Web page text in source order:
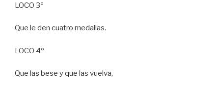
LOCO 3º
Que le den cuatro medallas.
LOCO 4º
Que las bese y que las vuelva,